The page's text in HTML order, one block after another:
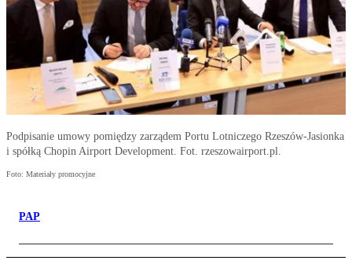
Podpisanie umowy pomiędzy zarządem Portu Lotniczego Rzeszów-Jasionka
i spółką Chopin Airport Development. Fot. rzeszowairport.pl.
Foto: Materiały promocyjne
PAP